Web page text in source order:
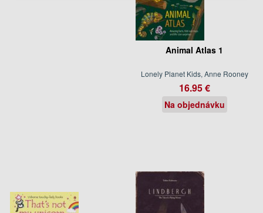
Animal Atlas 1
Lonely Planet Kids, Anne Rooney
16.95 €
Na objednávku